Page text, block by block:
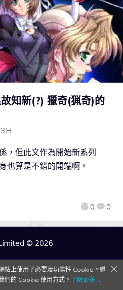
知新(?) 獵奇(猟奇)的
0 0
，但此文作為開始新系列
也算是不錯的開端啊。
© 2026
站上使用了必要及功能性 Cookie。繼
們的 Cookie 使用方式。 了解更多→